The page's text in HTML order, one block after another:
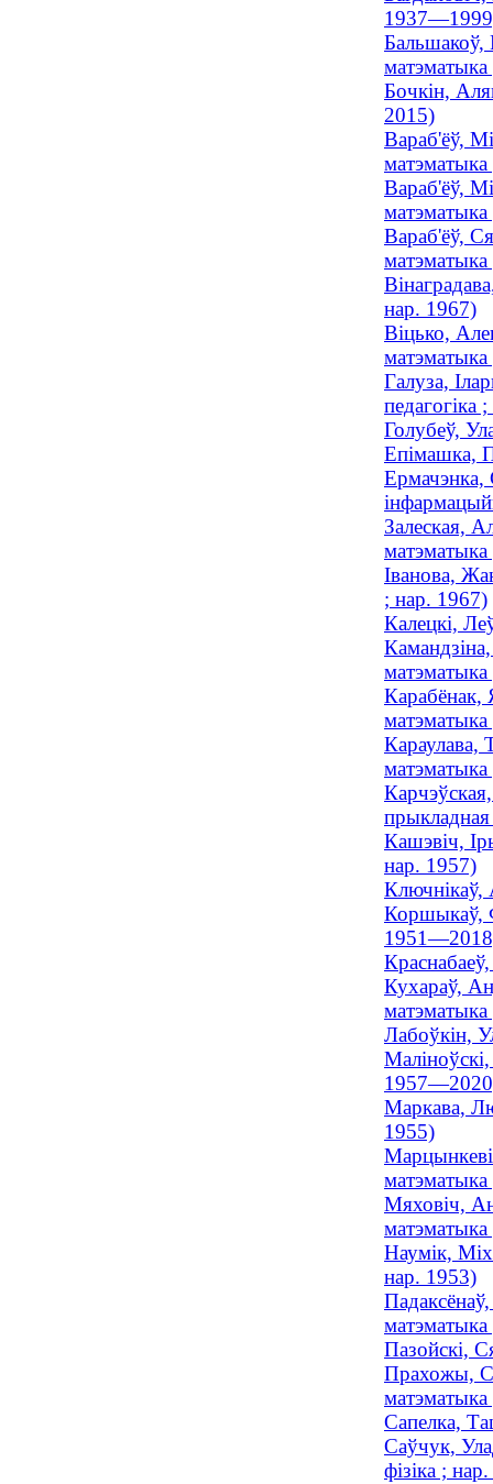
Бальшакоў,
Бочкін,
2015)
Вараб'ёў,
Вараб'ёў,
Вараб'ёў,
нар. 1967)
Віцько,
Галуза,
педагогіка
Голубеў,
Епімашка,
Ермачэнка,
Залеская,
Іванова,
; нар. 1967)
Калецкі,
Карабёнак,
Караулава,
Кашэвіч,
нар. 1957)
Ключнікаў,
Коршыкаў,
Кухараў,
Лабоўкін,
Маркава,
1955)
Мяховіч,
Наумік,
нар. 1953)
Пазойскі,
Прахожы,
Сапелка,
Саўчук,
фізіка ;